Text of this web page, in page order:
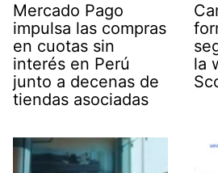
Mercado Pago
impulsa las compras
en cuotas sin
interés en Perú
junto a decenas de
tiendas asociadas
la